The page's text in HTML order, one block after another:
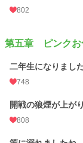
802
第五章 ピンクお
二年生になりまし
748
開戦の狼煙が上が
808